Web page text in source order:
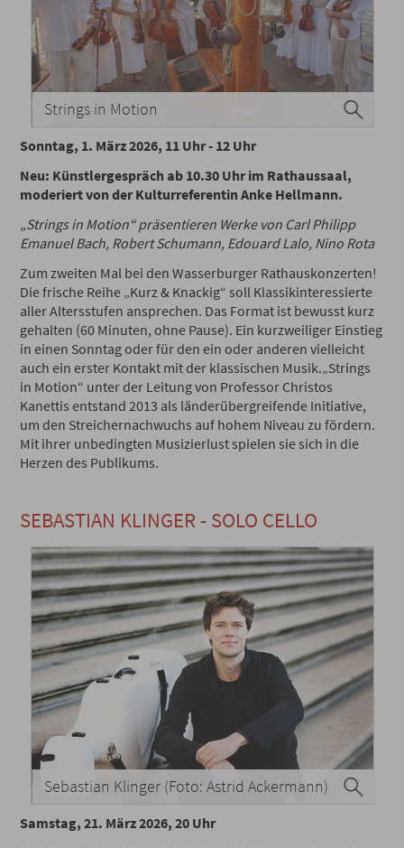
Strings in Motion
Sonntag, 1. März 2026, 11 Uhr - 12 Uhr
Neu: Künstlergespräch ab 10.30 Uhr im Rathaussaal,
moderiert von der Kulturreferentin Anke Hellmann.
„Strings in Motion“ präsentieren Werke von Carl Philipp
Emanuel Bach, Robert Schumann, Edouard Lalo, Nino Rota
Zum zweiten Mal bei den Wasserburger Rathauskonzerten!
Die frische Reihe „Kurz & Knackig“ soll Klassikinteressierte
aller Altersstufen ansprechen. Das Format ist bewusst kurz
gehalten (60 Minuten, ohne Pause). Ein kurzweiliger Einstieg
in einen Sonntag oder für den ein oder anderen vielleicht
auch ein erster Kontakt mit der klassischen Musik.„Strings
in Motion“ unter der Leitung von Professor Christos
Kanettis entstand 2013 als länderübergreifende Initiative,
um den Streichernachwuchs auf hohem Niveau zu fördern.
Mit ihrer unbedingten Musizierlust spielen sie sich in die
Herzen des Publikums.
SEBASTIAN KLINGER - SOLO CELLO
Sebastian Klinger (Foto: Astrid Ackermann)
Samstag, 21. März 2026, 20 Uhr